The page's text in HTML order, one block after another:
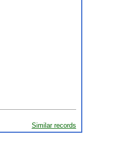
Similar records